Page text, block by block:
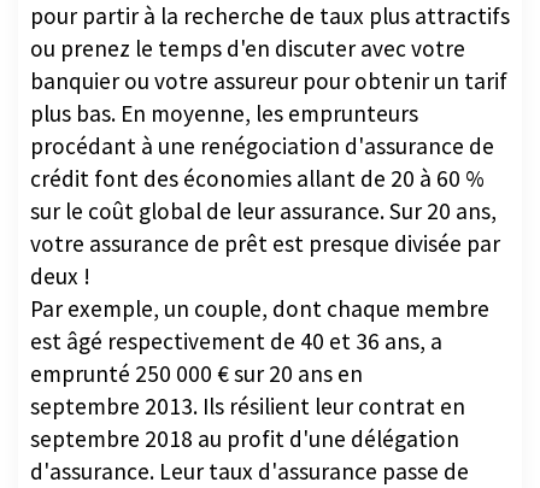
pour partir à la recherche de taux plus attractifs
ou prenez le temps d'en discuter avec votre
banquier ou votre assureur pour obtenir un tarif
plus bas. En moyenne, les emprunteurs
procédant à une renégociation d'assurance de
crédit font des économies allant de 20 à 60 %
sur le coût global de leur assurance. Sur 20 ans,
votre assurance de prêt est presque divisée par
deux !
Par exemple, un couple, dont chaque membre
est âgé respectivement de 40 et 36 ans, a
emprunté 250 000 € sur 20 ans en
septembre 2013. Ils résilient leur contrat en
septembre 2018 au profit d'une délégation
d'assurance. Leur taux d'assurance passe de